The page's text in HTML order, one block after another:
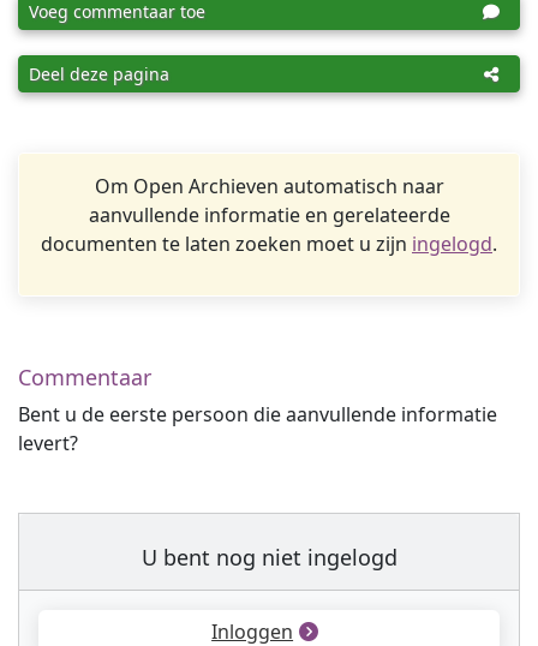
Voeg commentaar toe
Deel deze pagina
Om Open Archieven automatisch naar
aanvullende informatie en gerelateerde
documenten te laten zoeken moet u zijn ingelogd.
Commentaar
Bent u de eerste persoon die aanvullende informatie
levert?
U bent nog niet ingelogd
Inloggen